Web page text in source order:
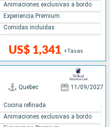
US$ 1,341 +Tasas
Animaciones exclusivas a bordo
Experiencia Premium
Comidas incluidas
Quebec 11/09/2027
Cocina refinada
Animaciones exclusivas a bordo